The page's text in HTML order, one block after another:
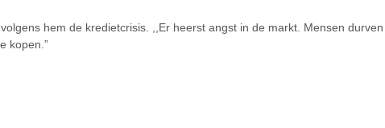
hem de kredietcrisis. ,,Er heerst angst in de markt. Mensen durven
kopen.”